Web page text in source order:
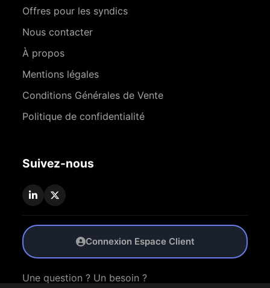
Offres pour les syndics
Nous contacter
À propos
Mentions légales
Conditions Générales de Vente
Politique de confidentialité
Suivez-nous
Connexion Espace Client
Une question ? Un besoin ?